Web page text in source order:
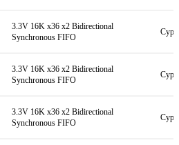
3.3V 16K x36 x2 Bidirectional
Synchronous FIFO
3.3V 16K x36 x2 Bidirectional
Synchronous FIFO
3.3V 16K x36 x2 Bidirectional
Synchronous FIFO